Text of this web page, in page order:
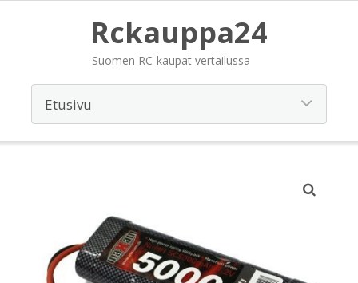
Rckauppa24
Suomen RC-kaupat vertailussa